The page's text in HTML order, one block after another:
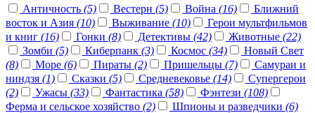
Античность (5) Вестерн (5) Война (16)
Ближний
восток и Азия (10) Выживание (10)
Герои мультфильмов
и книг (16) Гонки (8) Детективы (42) Животные (22)
Зомби (5) Киберпанк (3) Космос (34)
Новый Свет
(8)
Море (6) Пираты (2) Пришельцы (7)
Самураи и
ниндзя (1) Сказки (5) Средневековье (14)
Супергерои
(2)
Ужасы (33) Фантастика (58) Фэнтези (108)
Ферма и сельское хозяйство (2) Шпионы и разведчики (6)